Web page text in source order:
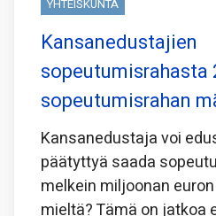
YHTEISKUNTA
Kansanedustajien
sopeutumisrahasta
sopeutumisrahan
Kansanedustaja voi
päätyttyä saada
melkein miljoonan
mieltä? Tämä on jatkoa